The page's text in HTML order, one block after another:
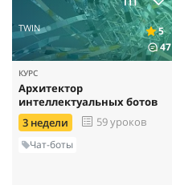
TWIN
5
47
КУРС
Архитектор
интеллектуальных ботов
3 недели
59 уроков
Чат-боты